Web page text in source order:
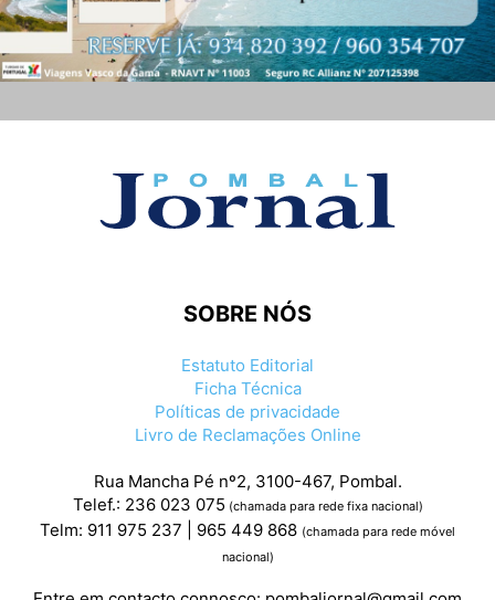
SOBRE NÓS
Estatuto Editorial
Ficha Técnica
Políticas de privacidade
Livro de Reclamações Online
Rua Mancha Pé nº2, 3100-467, Pombal.
Telef.: 236 023 075 (chamada para rede fixa nacional)
Telm: 911 975 237 | 965 449 868 (chamada para rede móvel
nacional)